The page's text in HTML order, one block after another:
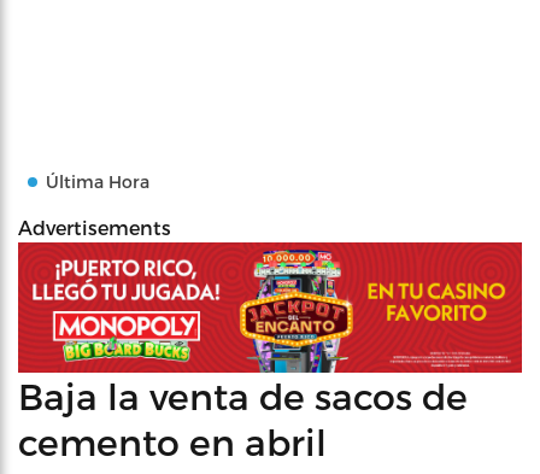
Última Hora
Advertisements
Baja la venta de sacos de
cemento en abril